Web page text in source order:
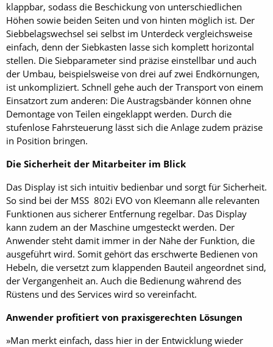
klappbar, sodass die Beschickung von unterschiedlichen
Höhen sowie beiden Seiten und von hinten möglich ist. Der
Siebbelagswechsel sei selbst im Unterdeck vergleichsweise
einfach, denn der Siebkasten lasse sich komplett horizontal
stellen. Die Siebparameter sind präzise einstellbar und auch
der Umbau, beispielsweise von drei auf zwei Endkörnungen,
ist unkompliziert. Schnell gehe auch der Transport von einem
Einsatzort zum anderen: Die Austragsbänder können ohne
Demontage von Teilen eingeklappt werden. Durch die
stufenlose Fahrsteuerung lässt sich die Anlage zudem präzise
in Position bringen.
Die Sicherheit der Mitarbeiter im Blick
Das Display ist sich intuitiv bedienbar und sorgt für Sicherheit.
So sind bei der MSS 802i EVO von Kleemann alle relevanten
Funktionen aus sicherer Entfernung regelbar. Das Display
kann zudem an der Maschine umgesteckt werden. Der
Anwender steht damit immer in der Nähe der Funktion, die
ausgeführt wird. Somit gehört das erschwerte Bedienen von
Hebeln, die versetzt zum klappenden Bauteil angeordnet sind,
der Vergangenheit an. Auch die Bedienung während des
Rüstens und des Services wird so vereinfacht.
Anwender profitiert von praxisgerechten Lösungen
»Man merkt einfach, dass hier in der Entwicklung wieder